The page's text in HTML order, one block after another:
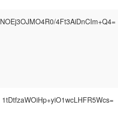
NOEj3OJMO4R0/4Ft3AiDnCIm+Q4=
1tDtfzaWOiHp+yiO1wcLHFR5Wcs=